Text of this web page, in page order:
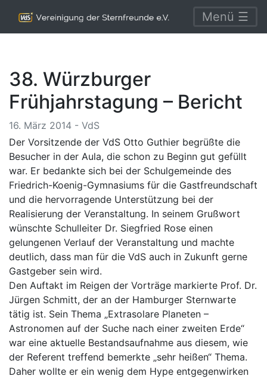
Menü ☰
38. Würzburger
Frühjahrstagung – Bericht
16. März 2014 - VdS
Der Vorsitzende der VdS Otto Guthier begrüßte die
Besucher in der Aula, die schon zu Beginn gut gefüllt
war. Er bedankte sich bei der Schulgemeinde des
Friedrich-Koenig-Gymnasiums für die Gastfreundschaft
und die hervorragende Unterstützung bei der
Realisierung der Veranstaltung. In seinem Grußwort
wünschte Schulleiter Dr. Siegfried Rose einen
gelungenen Verlauf der Veranstaltung und machte
deutlich, dass man für die VdS auch in Zukunft gerne
Gastgeber sein wird.
Den Auftakt im Reigen der Vorträge markierte Prof. Dr.
Jürgen Schmitt, der an der Hamburger Sternwarte
tätig ist. Sein Thema „Extrasolare Planeten –
Astronomen auf der Suche nach einer zweiten Erde“
war eine aktuelle Bestandsaufnahme aus diesem, wie
der Referent treffend bemerkte „sehr heißen“ Thema.
Daher wollte er ein wenig dem Hype entgegenwirken